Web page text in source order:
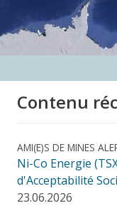
Contenu
AMI(E)S DE MINES
Ni-Co Energie
d'Acceptabilité
23.06.2026